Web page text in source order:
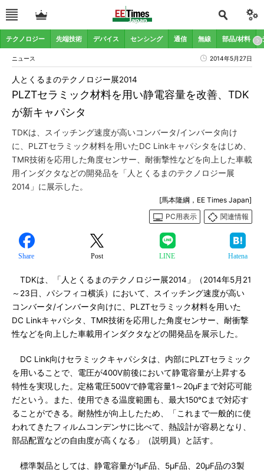
テクノロジー 先端技術 デバイス センシング 通信 無線 部品/材料
ニュース 2014年5月27日
PLZTセラミック材料を用い静電容量を改善、TDK
が新キャパシタ
人とくるまのテクノロジー展2014
TDKは、スイッチング速度が高いコンバータ/インバータ向け
に、PLZTセラミック材料を用いたDC Linkキャパシタをはじめ、
TMR技術を応用した角度センサー、耐衝撃性などを向上した車載
用インダクタなどの開発品を「人とくるまのテクノロジー展
2014」に展示した。
[馬本隆綱，EE Times Japan]
PC用表示
関連情報
Share Post LINE Hatena
TDKは、「人とくるまのテクノロジー展2014」（2014年5月21
～23日、パシフィコ横浜）において、スイッチング速度が高い
コンバータ/インバータ向けに、PLZTセラミック材料を用いた
DC Linkキャパシタ、TMR技術を応用した角度センサー、耐衝撃
性などを向上した車載用インダクタなどの開発品を展示した。
DC Link向けセラミックキャパシタは、内部にPLZTセラミック
を用いることで、電圧が400V前後において静電容量が上昇する
特性を実現した。定格電圧500Vで静電容量1～20μFまで対応可能
だという。また、使用できる温度範囲も、最大150℃まで対応す
ることができる。耐熱性が向上したため、「これまで一般的に使
われてきたフィルムコンデンサに比べて、熱設計が容易となり、
部品配置などの自由度が高くなる」（説明員）と話す。
標準製品としては、静電容量が1μF品、5μF品、20μF品の3製